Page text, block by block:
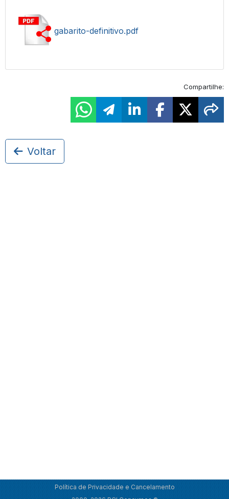
gabarito-definitivo.pdf
Compartilhe:
Voltar
Política de Privacidade e Cancelamento